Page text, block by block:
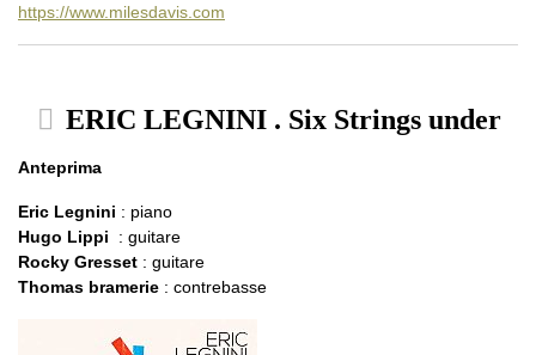
https://www.milesdavis.com
ERIC LEGNINI . Six Strings under
Anteprima
Eric Legnini : piano
Hugo Lippi
: guitare
Rocky Gresset : guitare
Thomas bramerie : contrebasse